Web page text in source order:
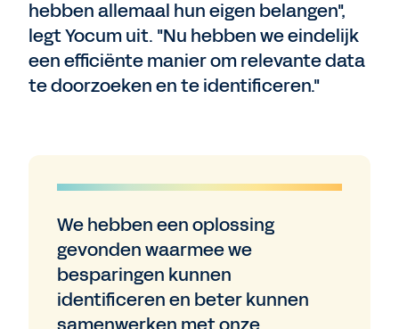
hebben allemaal hun eigen belangen",
legt Yocum uit. "Nu hebben we eindelijk
een efficiënte manier om relevante data
te doorzoeken en te identificeren."
We hebben een oplossing
gevonden waarmee we
besparingen kunnen
identificeren en beter kunnen